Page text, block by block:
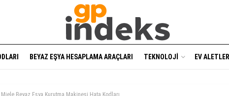
BEYAZ EŞYA HESAPLAMA ARAÇLARI TEKNOLOJI EV
Miele Beyaz Eşya Kurutma Makinesi Hata Kodları